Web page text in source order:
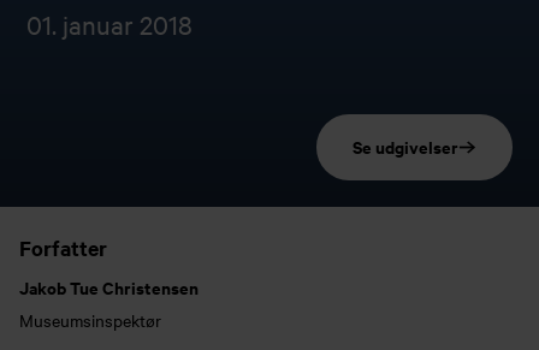
01. januar 2018
Se udgivelser
Forfatter
Jakob Tue Christensen
Museumsinspektør